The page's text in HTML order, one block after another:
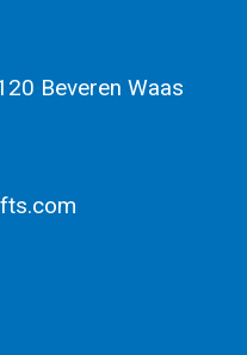
Beveren Waas